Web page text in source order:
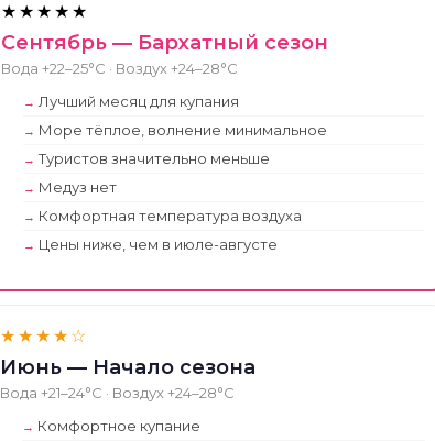
★★★★★
Сентябрь — Бархатный сезон
Вода +22–25°C · Воздух +24–28°C
Лучший месяц для купания
Море тёплое, волнение минимальное
Туристов значительно меньше
Медуз нет
Комфортная температура воздуха
Цены ниже, чем в июле-августе
★★★★☆
Июнь — Начало сезона
Вода +21–24°C · Воздух +24–28°C
Комфортное купание